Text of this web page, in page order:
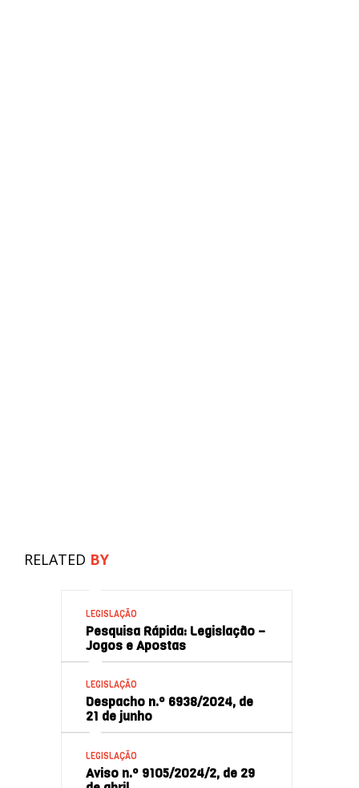
RELATED BY
LEGISLAÇÃO
Pesquisa Rápida: Legislação –
Jogos e Apostas
LEGISLAÇÃO
Despacho n.º 6938/2024, de
21 de junho
LEGISLAÇÃO
Aviso n.º 9105/2024/2, de 29